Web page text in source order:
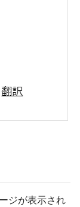
ジが表示され